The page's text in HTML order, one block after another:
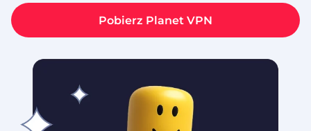
Pobierz Planet VPN